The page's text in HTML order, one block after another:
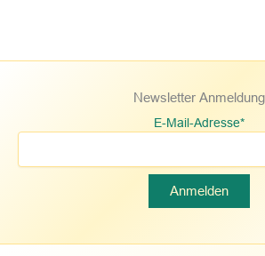
Newsletter Anmeldung
E-Mail-Adresse*